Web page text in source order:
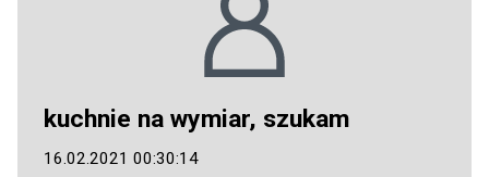
kuchnie na wymiar, szukam
16.02.2021 00:30:14